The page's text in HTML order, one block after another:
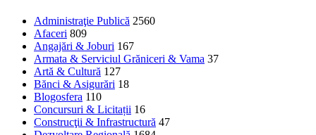
Administraţie Publică 2560
Afaceri 809
Angajări & Joburi 167
Armata & Serviciul Grăniceri & Vama 37
Artă & Cultură 127
Bănci & Asigurări 18
Blogosfera 110
Concursuri & Licitații 16
Construcţii & Infrastructură 47